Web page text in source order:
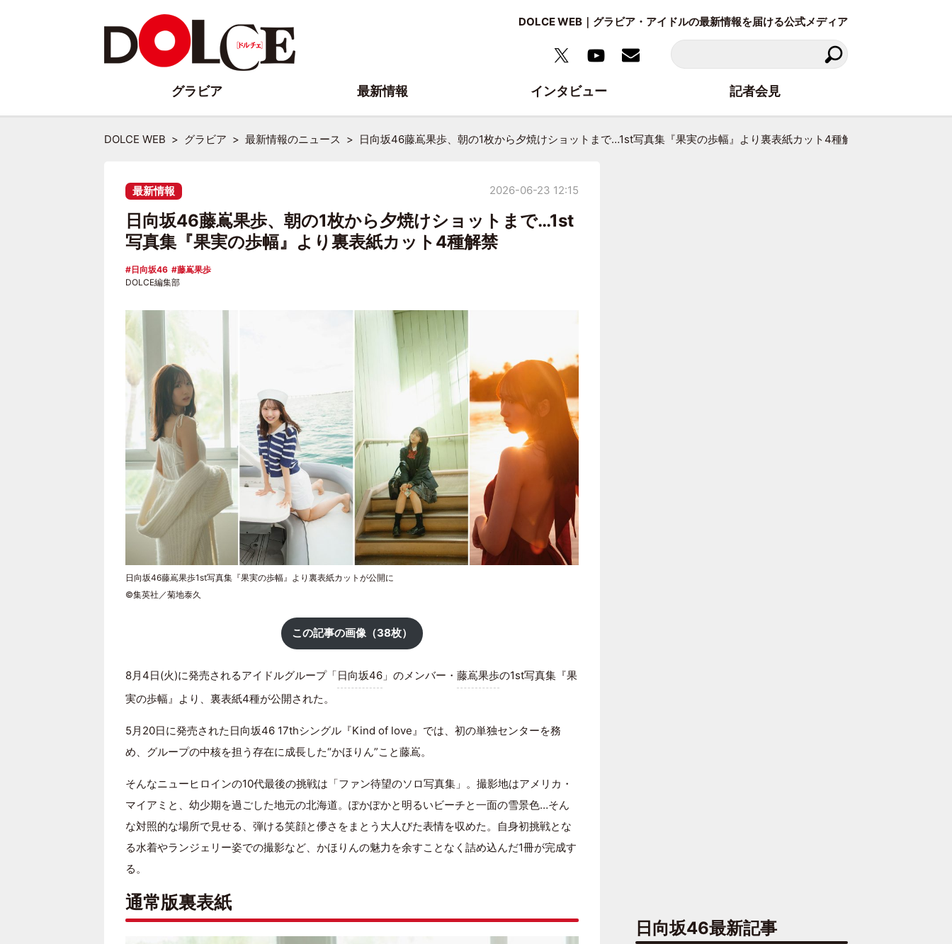
DOLCE WEB｜グラビア・アイドルの最新情報を届ける公式メディア
DOLCE WEB グラビア 最新情報のニュース 日向坂46藤嶌果歩、朝の1枚から夕焼けショットまで…1st写真集『果実の歩幅』より裏表紙カット4種解禁
最新情報 2026-06-23 12:15
日向坂46藤嶌果歩、朝の1枚から夕焼けショットまで…1st
写真集『果実の歩幅』より裏表紙カット4種解禁
日向坂46
藤嶌果歩
DOLCE編集部
日向坂46藤嶌果歩1st写真集『果実の歩幅』より裏表紙カットが公開に
©集英社／菊地泰久
この記事の画像（38枚）
8月4日(火)に発売されるアイドルグループ「日向坂46 」のメンバー・ 藤嶌果歩の1st写真集『果
実の歩幅』より、裏表紙4種が公開された。
5月20日に発売された日向坂46 17thシングル『Kind of love』では、初の単独センターを務
め、グループの中核を担う存在に成長した“かほりん”こと藤嶌。
そんなニューヒロインの10代最後の挑戦は「ファン待望のソロ写真集」。撮影地はアメリカ・
マイアミと、幼少期を過ごした地元の北海道。ぽかぽかと明るいビーチと一面の雪景色…そん
な対照的な場所で見せる、弾ける笑顔と儚さをまとう大人びた表情を収めた。自身初挑戦とな
る水着やランジェリー姿での撮影など、かほりんの魅力を余すことなく詰め込んだ1冊が完成す
る。
通常版裏表紙
日向坂46最新記事
グラビア 最新情報 インタビュー 記者会見